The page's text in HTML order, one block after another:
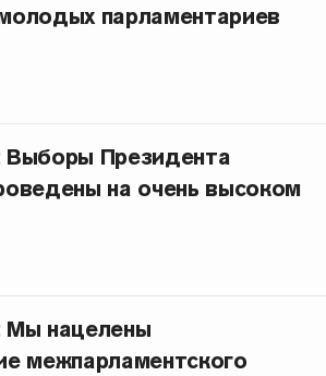
парламентариев
Президента
на очень высоком
нацелены
межпарламентского